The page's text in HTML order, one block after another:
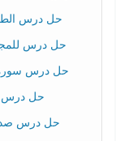
حل درس
حل درس
حل درس سورة الواقعة 57-74
حل درس
حل درس صدق